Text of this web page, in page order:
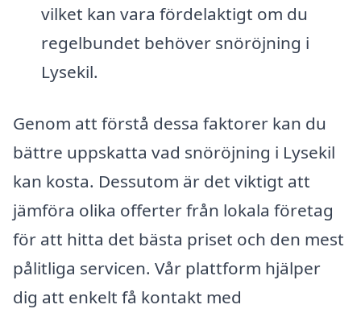
vilket kan vara fördelaktigt om du
regelbundet behöver snöröjning i
Lysekil.
Genom att förstå dessa faktorer kan du
bättre uppskatta vad snöröjning i Lysekil
kan kosta. Dessutom är det viktigt att
jämföra olika offerter från lokala företag
för att hitta det bästa priset och den mest
pålitliga servicen. Vår plattform hjälper
dig att enkelt få kontakt med